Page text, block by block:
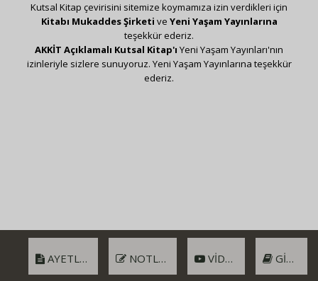
AYETLER NOTLAR VIDEO GIRIŞ
Kutsal Kitap çevirisini sitemize koymamıza izin verdikleri için
Kitabı Mukaddes Şirketi ve Yeni Yaşam Yayınlarına
teşekkür ederiz.
AKKİT Açıklamalı Kutsal Kitap'ı Yeni Yaşam Yayınları'nın
izinleriyle sizlere sunuyoruz. Yeni Yaşam Yayınlarına teşekkür
ederiz.